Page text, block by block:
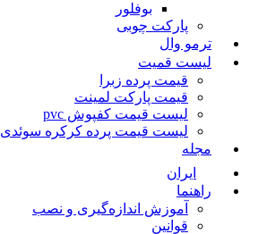
بوفلور
پارکت چوبی
ترمو وال
لیست قمیت
قیمت پرده زبرا
قیمت پارکت لمینت
لیست قیمت کفپوش pvc
لیست قیمت پرده کرکره سوئدی
مجله
ایران
راهنما
آموزش اندازه‌گیری و نصب
قوانین